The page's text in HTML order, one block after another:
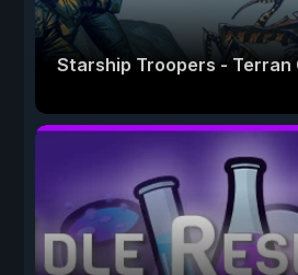
Starship Troopers - Terran